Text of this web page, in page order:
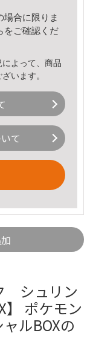
場合に限りま
をご確認くだ
よって、商品
います。
て
シュリン
ポケモン
ルBOXの